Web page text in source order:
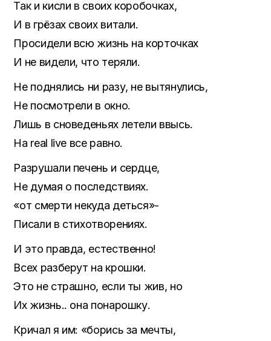
Так и кисли в своих коробочках,
И в грёзах своих витали.
Просидели всю жизнь на корточках
И не видели, что теряли.
Не поднялись ни разу, не вытянулись,
Не посмотрели в окно.
Лишь в сноведеньях летели ввысь.
На real live все равно.
Разрушали печень и сердце,
Не думая о последствиях.
«от смерти некуда деться»-
Писали в стихотворениях.
И это правда, естественно!
Всех разберут на крошки.
Это не страшно, если ты жив, но
Их жизнь.. она понарошку.
Кричал я им: «борись за мечты,